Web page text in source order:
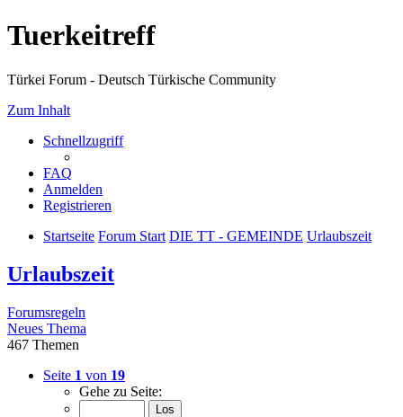
Tuerkeitreff
Türkei Forum - Deutsch Türkische Community
Zum Inhalt
Schnellzugriff
FAQ
Anmelden
Registrieren
Startseite Forum Start DIE TT - GEMEINDE Urlaubszeit
Urlaubszeit
Forumsregeln
Neues Thema
467 Themen
Seite 1 von 19
Gehe zu Seite: